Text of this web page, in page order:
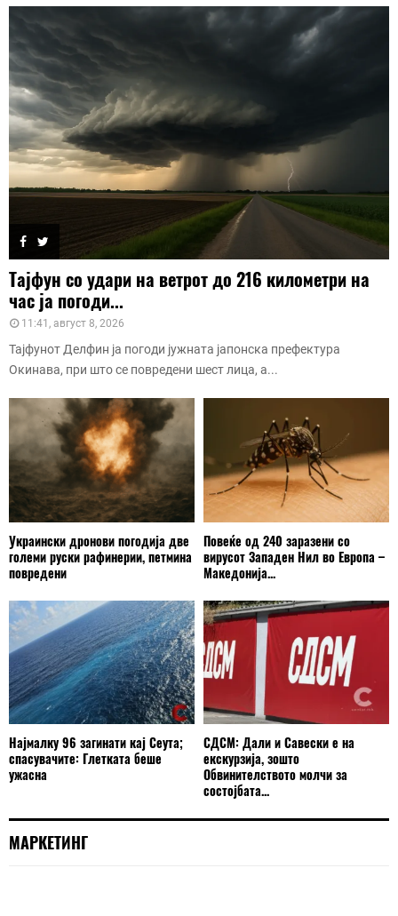
Тајфун со удари на ветрот до 216 километри на
час ја погоди...
11:41, август 8, 2026
Тајфунот Делфин ја погоди јужната јапонска префектура
Окинава, при што се повредени шест лица, а...
Украински дронови погодија две
големи руски рафинерии, петмина
повредени
Повеќе од 240 заразени со
вирусот Западен Нил во Европа –
Македонија...
Најмалку 96 загинати кај Сеута;
спасувачите: Глетката беше
ужасна
СДСМ: Дали и Савески е на
екскурзија, зошто
Обвинителството молчи за
состојбата...
МАРКЕТИНГ